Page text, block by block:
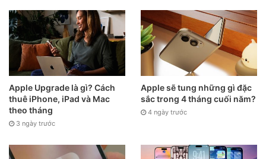
Apple Upgrade là gì? Cách
thuê iPhone, iPad và Mac
theo tháng
3 ngày trước
Apple sẽ tung những gì đặc
sắc trong 4 tháng cuối năm?
4 ngày trước